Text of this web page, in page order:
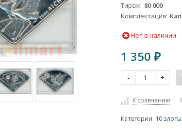
Тираж 80 000
Комплектация
Нет в наличии
1 350₽
- +
К сравнению
Категории: 10